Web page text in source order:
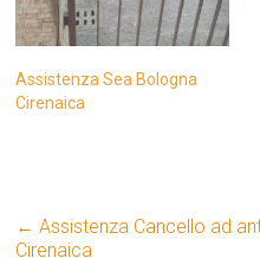
Assistenza Sea Bologna
Cirenaica
← Assistenza Cancello ad
Cirenaica